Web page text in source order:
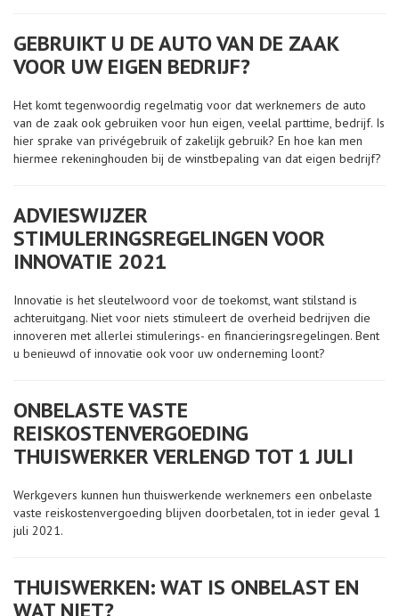
GEBRUIKT U DE AUTO VAN DE ZAAK
VOOR UW EIGEN BEDRIJF?
Het komt tegenwoordig regelmatig voor dat werknemers de auto
van de zaak ook gebruiken voor hun eigen, veelal parttime, bedrijf. Is
hier sprake van privégebruik of zakelijk gebruik? En hoe kan men
hiermee rekeninghouden bij de winstbepaling van dat eigen bedrijf?
ADVIESWIJZER
STIMULERINGSREGELINGEN VOOR
INNOVATIE 2021
Innovatie is het sleutelwoord voor de toekomst, want stilstand is
achteruitgang. Niet voor niets stimuleert de overheid bedrijven die
innoveren met allerlei stimulerings- en financieringsregelingen. Bent
u benieuwd of innovatie ook voor uw onderneming loont?
ONBELASTE VASTE
REISKOSTENVERGOEDING
THUISWERKER VERLENGD TOT 1 JULI
Werkgevers kunnen hun thuiswerkende werknemers een onbelaste
vaste reiskostenvergoeding blijven doorbetalen, tot in ieder geval 1
juli 2021.
THUISWERKEN: WAT IS ONBELAST EN
WAT NIET?